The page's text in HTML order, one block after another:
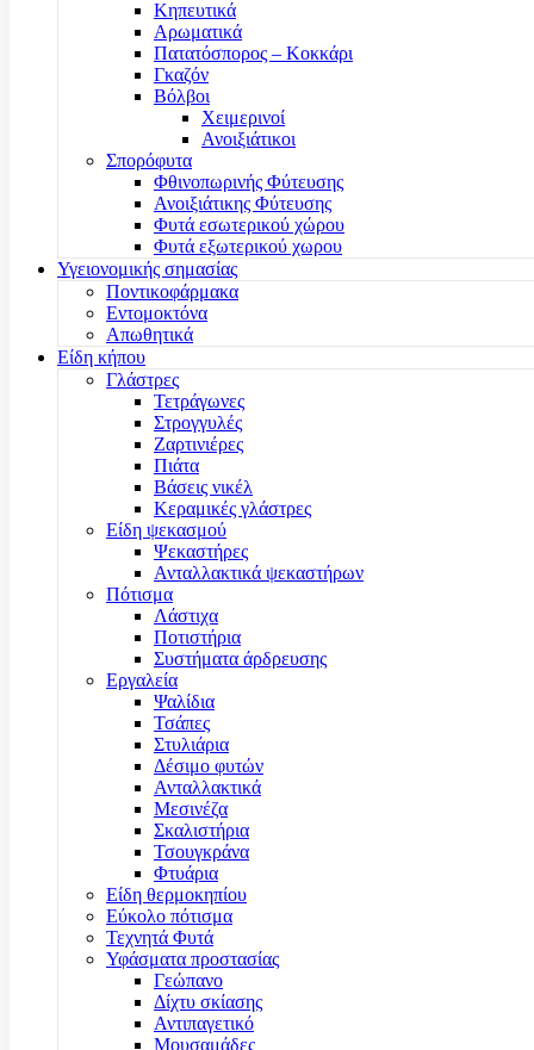
Κηπευτικά
Αρωματικά
Πατατόσπορος – Κοκκάρι
Γκαζόν
Βόλβοι
Χειμερινοί
Ανοιξιάτικοι
Σπορόφυτα
Φθινοπωρινής Φύτευσης
Ανοιξιάτικης Φύτευσης
Φυτά εσωτερικού χώρου
Φυτά εξωτερικού χωρου
Υγειονομικής σημασίας
Ποντικοφάρμακα
Εντομοκτόνα
Απωθητικά
Είδη κήπου
Γλάστρες
Τετράγωνες
Στρογγυλές
Ζαρτινιέρες
Πιάτα
Βάσεις νικέλ
Κεραμικές γλάστρες
Είδη ψεκασμού
Ψεκαστήρες
Ανταλλακτικά ψεκαστήρων
Πότισμα
Λάστιχα
Ποτιστήρια
Συστήματα άρδρευσης
Εργαλεία
Ψαλίδια
Τσάπες
Στυλιάρια
Δέσιμο φυτών
Ανταλλακτικά
Μεσινέζα
Σκαλιστήρια
Τσουγκράνα
Φτυάρια
Είδη θερμοκηπίου
Εύκολο πότισμα
Τεχνητά Φυτά
Υφάσματα προστασίας
Γεώπανο
Δίχτυ σκίασης
Αντιπαγετικό
Μουσαμάδες